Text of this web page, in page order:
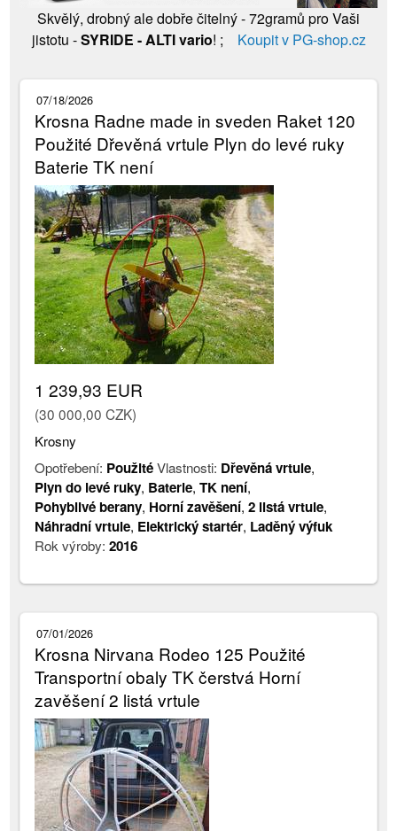
Skvělý, drobný ale dobře čitelný - 72gramů pro Vaši
jistotu -SYRIDE - ALTI vario! ; Koupit v PG-shop.cz
07/18/2026
Krosna Radne made in sveden Raket 120
Použité Dřevěná vrtule Plyn do levé ruky
Baterie TK není
1 239,93 EUR
(30 000,00 CZK)
Krosny
Opotřebení: PoužitéVlastnosti: Dřevěná vrtule,
Plyn do levé ruky, Baterie,TK není,
Pohyblivé berany, Horní zavěšení,2 listá vrtule,
Náhradní vrtule, Elektrický startér, Laděný výfuk
Rok výroby:2016
07/01/2026
Krosna Nirvana Rodeo 125 Použité
Transportní obaly TK čerstvá Horní
zavěšení 2 listá vrtule